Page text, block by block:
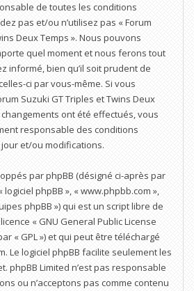
de toutes les conditions
pas et/ou n’utilisez pas « Forum
Deux Temps ». Nous pouvons
quel moment et nous ferons tout
informé, bien qu’il soit prudent de
ci par vous-même. Si vous
Suzuki GT Triples et Twins Deux
ont été effectués, vous
responsable des conditions
et/ou modifications.
par phpBB (désigné ci-après par
logiciel phpBB », « www.phpbb.com »,
phpBB ») qui est un script libre de
«GNU General Public License
« GPL ») et qui peut être téléchargé
. Le logiciel phpBB facilite seulement les
phpBB Limited n’est pas responsable
ou n’acceptons pas comme contenu